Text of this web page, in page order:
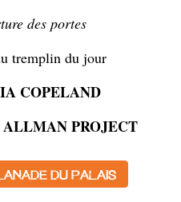
des portes
tremplin du jour
COPELAND
PROJECT
du palais